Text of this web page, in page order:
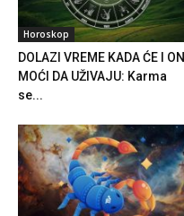
Horoskop
DOLAZI VREME KADA ĆE I ONI
MOĆI DA UŽIVAJU: Karma
se...